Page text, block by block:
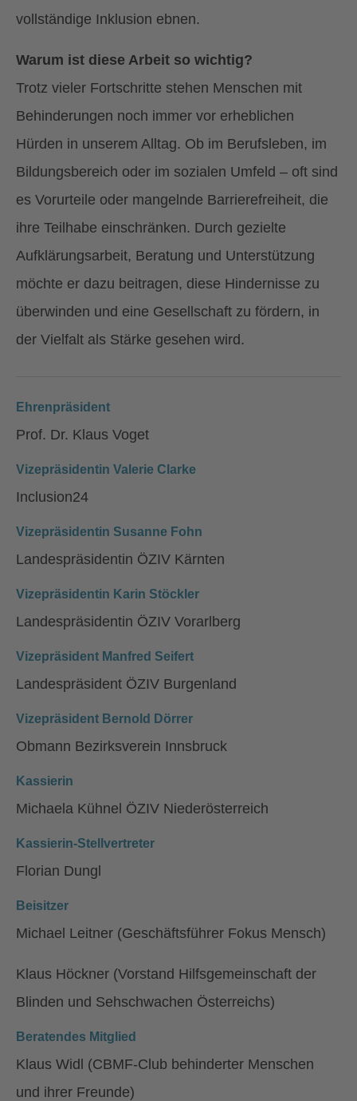
vollständige Inklusion ebnen.
Warum ist diese Arbeit so wichtig?
Trotz vieler Fortschritte stehen Menschen mit
Behinderungen noch immer vor erheblichen
Hürden in unserem Alltag. Ob im Berufsleben, im
Bildungsbereich oder im sozialen Umfeld – oft sind
es Vorurteile oder mangelnde Barrierefreiheit, die
ihre Teilhabe einschränken. Durch gezielte
Aufklärungsarbeit, Beratung und Unterstützung
möchte er dazu beitragen, diese Hindernisse zu
überwinden und eine Gesellschaft zu fördern, in
der Vielfalt als Stärke gesehen wird.
Ehrenpräsident
Prof. Dr. Klaus Voget
Vizepräsidentin Valerie Clarke
Inclusion24
Vizepräsidentin Susanne Fohn
Landespräsidentin ÖZIV Kärnten
Vizepräsidentin Karin Stöckler
Landespräsidentin ÖZIV Vorarlberg
Vizepräsident Manfred Seifert
Landespräsident ÖZIV Burgenland
Vizepräsident Bernold Dörrer
Obmann Bezirksverein Innsbruck
Kassierin
Michaela Kühnel ÖZIV Niederösterreich
Kassierin-Stellvertreter
Florian Dungl
Beisitzer
Michael Leitner (Geschäftsführer Fokus Mensch)
Klaus Höckner (Vorstand Hilfsgemeinschaft der
Blinden und Sehschwachen Österreichs)
Beratendes Mitglied
Klaus Widl (CBMF-Club behinderter Menschen
und ihrer Freunde)